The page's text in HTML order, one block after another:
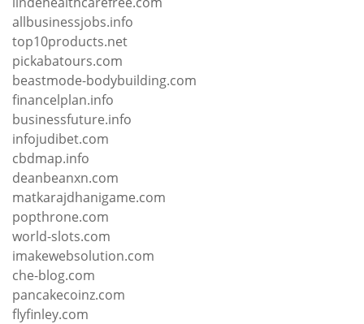
allbusinessjobs.info
top10products.net
pickabatours.com
beastmode-bodybuilding.com
financelplan.info
businessfuture.info
infojudibet.com
cbdmap.info
deanbeanxn.com
matkarajdhanigame.com
popthrone.com
world-slots.com
imakewebsolution.com
che-blog.com
pancakecoinz.com
flyfinley.com